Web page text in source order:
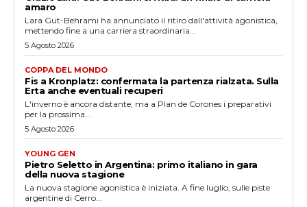
amaro
Lara Gut-Behrami ha annunciato il ritiro dall'attività agonistica,
mettendo fine a una carriera straordinaria...
5 Agosto 2026
COPPA DEL MONDO
Fis a Kronplatz: confermata la partenza rialzata. Sulla
Erta anche eventuali recuperi
L'inverno è ancora distante, ma a Plan de Corones i preparativi
per la prossima...
5 Agosto 2026
YOUNG GEN
Pietro Seletto in Argentina: primo italiano in gara
della nuova stagione
La nuova stagione agonistica è iniziata. A fine luglio, sulle piste
argentine di Cerro...